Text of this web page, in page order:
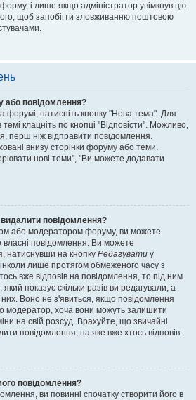
і лише якщо адміністратор увімкнув цю
щоб запобігти зловживанню поштовою
або повідомлення?
форумі, натисніть кнопку "Нова тема". Для
клацніть по кнопці "Відповісти". Можливо,
перш ніж відправити повідомлення.
внизу сторінки форуму або теми.
нові теми", "Ви можете додавати
повідомлення?
або модератором форуму, ви можете
повідомлення. Ви можете
натиснувши на кнопку Редагувати у
лише протягом обмеженого часу з
вже відповів на повідомлення, то під ним
показує скільки разів ви редагували, а
них. Воно не з'явиться, якщо повідомлення
модератор, хоча вони можуть залишити
на свій розсуд. Врахуйте, що звичайні
повідомлення, на яке вже хтось відповів.
повідомлення?
ви повинні спочатку створити його в